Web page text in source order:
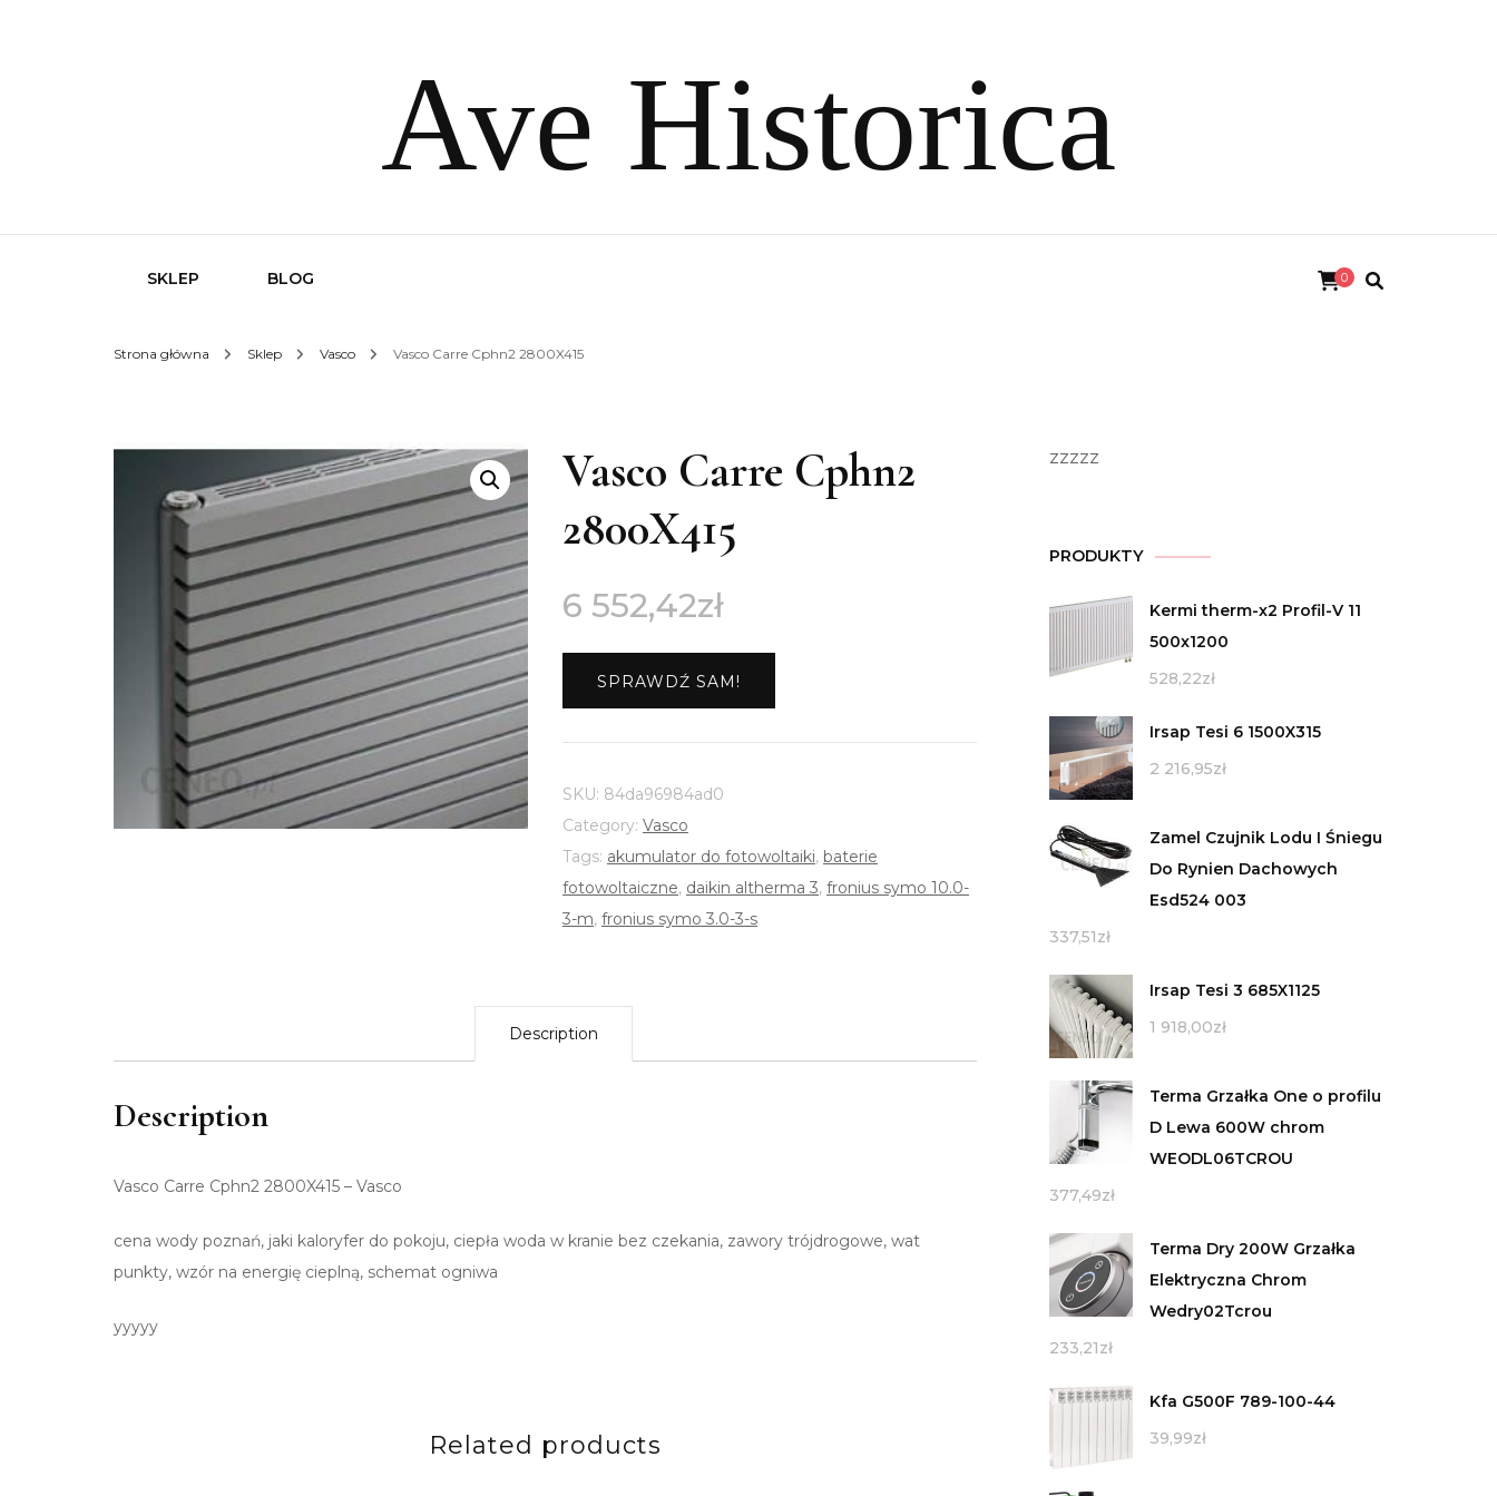
Ave Historica
SKLEP BLOG 0
Strona główna Sklep Vasco Vasco Carre Cphn2 2800X415
Vasco Carre Cphn2
2800X415
6 552,42zł
SPRAWDŹ SAM!
SKU: 84da96984ad0
Category: Vasco
Tags: akumulator do fotowoltaiki, baterie
fotowoltaiczne, daikin altherma 3, fronius symo 10.0-
3-m, fronius symo 3.0-3-s
Description
Description
Vasco Carre Cphn2 2800X415 – Vasco
cena wody poznań, jaki kaloryfer do pokoju, ciepła woda w kranie bez czekania, zawory trójdrogowe, wat
punkty, wzór na energię cieplną, schemat ogniwa
yyyyy
Related products
zzzzz
PRODUKTY
Kermi therm-x2 Profil-V 11
500x1200
528,22zł
Irsap Tesi 6 1500X315
2 216,95zł
Zamel Czujnik Lodu I Śniegu
Do Rynien Dachowych
Esd524 003
337,51zł
Irsap Tesi 3 685X1125
1 918,00zł
Terma Grzałka One o profilu
D Lewa 600W chrom
WEODL06TCROU
377,49zł
Terma Dry 200W Grzałka
Elektryczna Chrom
Wedry02Tcrou
233,21zł
Kfa G500F 789-100-44
39,99zł